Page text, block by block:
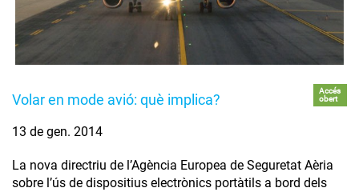
Volar en mode avió: què implica?
Accés
obert
13 de gen. 2014
La nova directriu de l’Agència Europea de Seguretat Aèria
sobre l’ús de dispositius electrònics portàtils a bord dels